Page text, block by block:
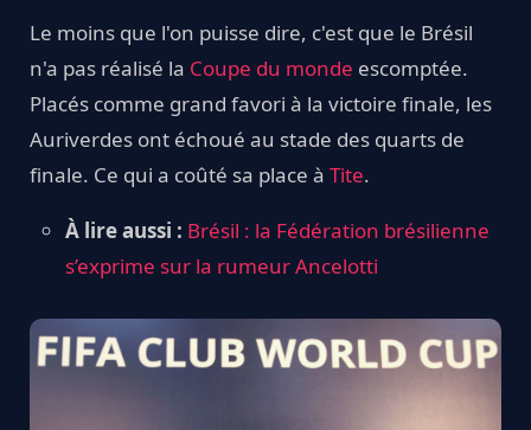
Le moins que l'on puisse dire, c'est que le Brésil
n'a pas réalisé la Coupe du monde escomptée.
Placés comme grand favori à la victoire finale, les
Auriverdes ont échoué au stade des quarts de
finale. Ce qui a coûté sa place à Tite.
À lire aussi : Brésil : la Fédération brésilienne
s’exprime sur la rumeur Ancelotti